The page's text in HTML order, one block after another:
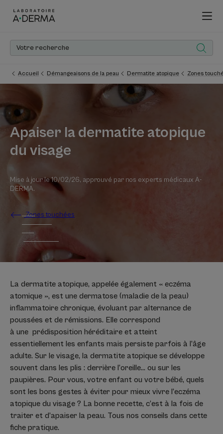
Accueil Démangeaisons de la peau Dermatite atopique Zones
Apaiser la dermatite atopique
du visage
Mise à jour le10/02/26, approuvé par nos experts médicaux A-
DERMA.
Zones touchées
La dermatite atopique, appelée également « eczéma
atomique », est une dermatose (maladie de la peau)
inflammatoire chronique, évoluant par alternance de
poussées et de rémissions. Elle correspond
à une prédisposition héréditaire et atteint
essentiellement les enfants mais persiste parfois à l’âge
adulte. Sur le visage, la dermatite atopique se développe
souvent dans les plis : derrière l’oreille… ou sur les
paupières. Pour vous, votre enfant ou votre bébé, quels
sont les bons gestes à éviter pour mieux vivre l’eczéma
atopique du visage ? La bonne recette, c’est à la fois de
traiter et d’apaiser la peau. Tous nos conseils dans cette
fiche pratique.